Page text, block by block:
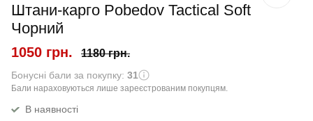
Штани-карго Pobedov Tactical Soft
Чорний
1050 грн. 1180 грн.
Бонусні бали за покупку: 31
Бали нараховуються лише зареєстрованим покупцям.
В наявності